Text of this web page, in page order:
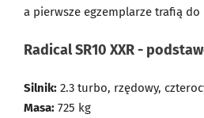
a pierwsze egzemplarze trafią
Radical SR10 XXR -
Silnik: 2.3 turbo, rzędowy,
Masa: 725 kg